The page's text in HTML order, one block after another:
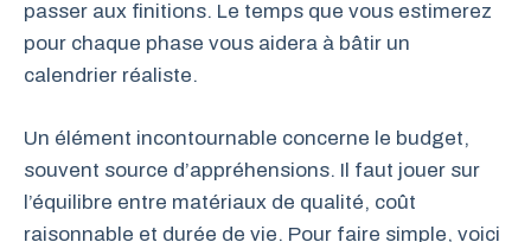
passer aux finitions. Le temps que vous estimerez
pour chaque phase vous aidera à bâtir un
calendrier réaliste.
Un élément incontournable concerne le budget,
souvent source d’appréhensions. Il faut jouer sur
l’équilibre entre matériaux de qualité, coût
raisonnable et durée de vie. Pour faire simple, voici